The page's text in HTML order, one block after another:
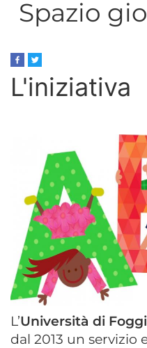
Spazio
L'iniziativa
L’Università di
dal 2013 un servizio